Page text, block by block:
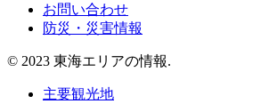
お問い合わせ
防災・災害情報
© 2023 東海エリアの情報.
主要観光地